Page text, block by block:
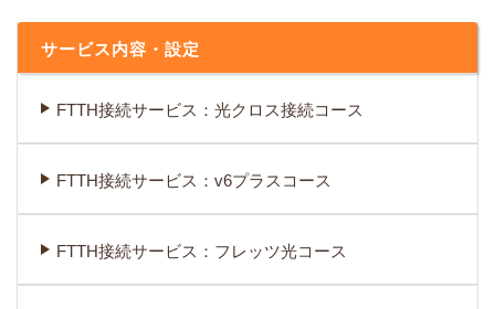
サービス内容・設定
FTTH接続サービス：光クロス接続コース
FTTH接続サービス：v6プラスコース
FTTH接続サービス：フレッツ光コース